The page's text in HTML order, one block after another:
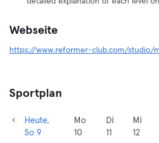
Webseite
https://www.reformer-club.com/studio/
Sportplan
Heute,
So 9
Mo
10
Di
11
Mi
12